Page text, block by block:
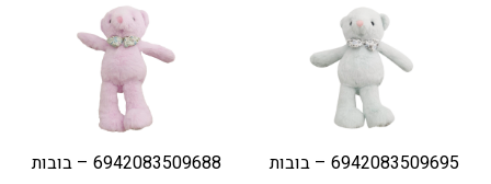
6942083509695 – בובות 6942083509688 – בובות